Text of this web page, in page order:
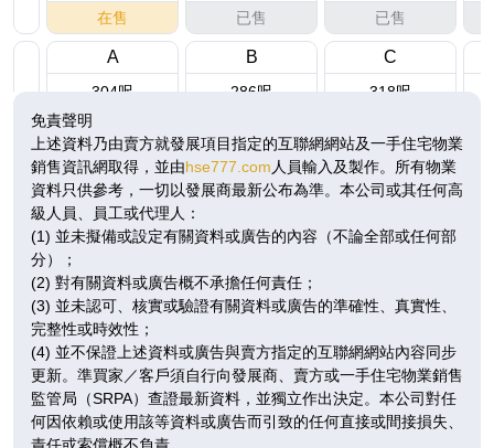
9 /
F
10
在售 已售 已售
A
304呎
折 $515.7萬
在售
B
286呎
即將發售
C
318呎
折 $546.7萬
在售
A
1房
$512.7萬
已售
1房
$546.7萬
A
304呎
1房
B
286呎
C
318呎
免責聲明
上述資料乃由賣方就發展項目指定的互聯網網站及一手住宅物業
銷售資訊網取得，並由hse777.com 人員輸入及製作。所有物業
資料只供參考，一切以發展商最新公布為準。本公司或其任何高
級人員、員工或代理人：
(1) 並未擬備或設定有關資料或廣告的內容（不論全部或任何部
分）；
(2) 對有關資料或廣告概不承擔任何責任；
(3) 並未認可、核實或驗證有關資料或廣告的準確性、真實性、
完整性或時效性；
(4) 並不保證上述資料或廣告與賣方指定的互聯網網站內容同步
更新。準買家／客戶須自行向發展商、賣方或一手住宅物業銷售
監管局（SRPA）查證最新資料，並獨立作出決定。本公司對任
何因依賴或使用該等資料或廣告而引致的任何直接或間接損失、